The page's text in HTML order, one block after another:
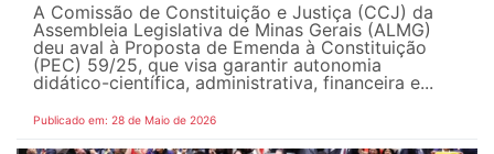
A Comissão de Constituição e Justiça (CCJ) da
Assembleia Legislativa de Minas Gerais (ALMG)
deu aval à Proposta de Emenda à Constituição
(PEC) 59/25, que visa garantir autonomia
didático-científica, administrativa, financeira e...
Publicado em: 28 de Maio de 2026